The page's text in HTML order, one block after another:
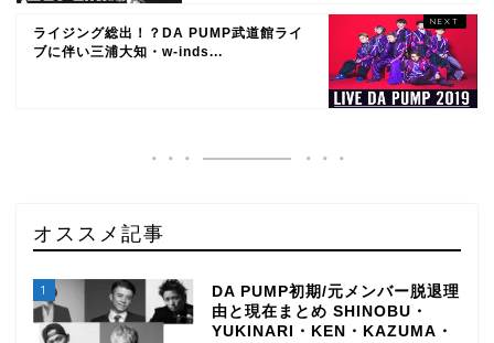
ライジング総出！？DA PUMP武道館ライ
ブに伴い三浦大知・w-inds...
オススメ記事
1
DA PUMP初期/元メンバー脱退理
由と現在まとめ SHINOBU・
YUKINARI・KEN・KAZUMA・